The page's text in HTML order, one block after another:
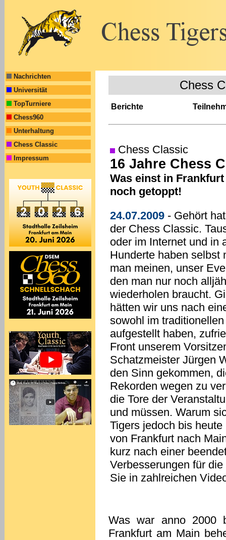
Nachrichten
Universität
TopTurniere
Chess960
Unterhaltung
Chess Classic
Impressum
Chess
Berichte
Chess Classic
16 Jahre Chess
Was einst in
noch getoppt!
24.07.2009 - Gehört
der Chess Classic.
oder im Internet und in
Hunderte haben selbst
man meinen, unser
den man nur noch
wiederholen braucht.
hätten wir uns nach
sowohl im
aufgestellt haben,
Front unserem
Schatzmeister Jürgen
den Sinn gekommen,
Rekorden wegen zu
die Tore der
und müssen. Warum
Tigers jedoch bis
von Frankfurt nach
kurz nach einer
Verbesserungen für
Sie in zahlreichen
Was war anno 2000
Frankfurt am Main